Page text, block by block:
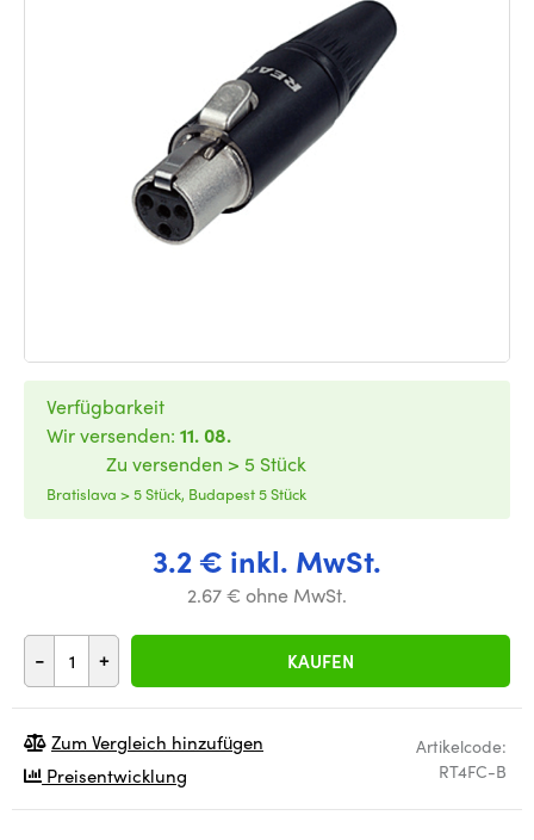
3.2 € inkl. MwSt.
2.67 € ohne MwSt.
- + KAUFEN
Verfügbarkeit
Wir versenden: 11. 08.
Zu versenden > 5 Stück
Bratislava > 5 Stück, Budapest 5 Stück
Artikelcode:
RT4FC-B
Zum Vergleich hinzufügen
Preisentwicklung